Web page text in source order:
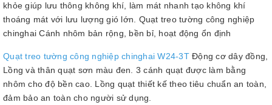
khỏe giúp lưu thông không khí, làm mát nhanh tạo không khí
thoáng mát với lưu lượng gió lớn. Quạt treo tường công nghiệp
chinghai Cánh nhôm bản rộng, bền bỉ, hoạt động ổn định
Quạt treo tường công nghiệp chinghai W24-3TĐộng cơ dây đồng,
Lồng và thân quạt sơn màu đen. 3 cánh quạt được làm bằng
nhôm cho độ bền cao. Lồng quạt thiết kế theo tiêu chuẩn an toàn,
đảm bảo an toàn cho người sử dụng.